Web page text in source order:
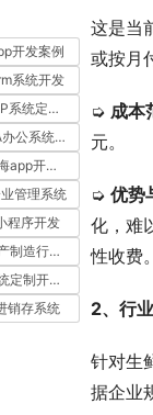
这是当
或按月
➭ 成本
元。
➭ 优势
化，难
性收费。
2、行
针对生
据企业
开发案例
系统开发
ERP系统定制多少钱一套
OA办公系统开发
上海app开发公司
管理系统
程序开发
生产制造行业案例
系统定制开发案例
销存系统